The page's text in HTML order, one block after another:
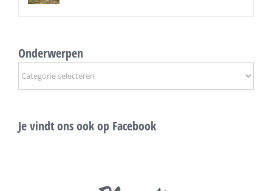
Onderwerpen
Onderwerpen
Je vindt ons ook op Facebook